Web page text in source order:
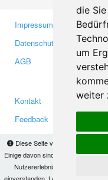
die
um
weiter
Diese Seite verwendet Cookies,
Einige davon sind notwendig, damit
Nutzererlebnis zu verbessern.
Impressum
Datenschutzerklärung
AGB
Kontakt
Feedback